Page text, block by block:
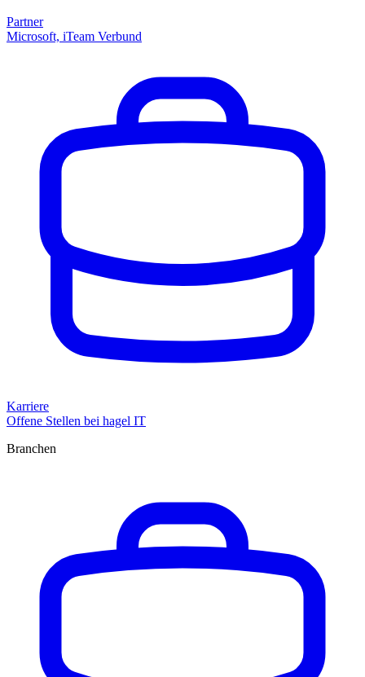
Partner
Microsoft, iTeam Verbund
Karriere
Offene Stellen bei hagel IT
Branchen